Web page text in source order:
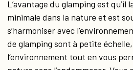
L’avantage du glamping est qu’il
minimale dans la nature et est
s’harmoniser avec
de glamping sont à petite
l’environnement tout en vous